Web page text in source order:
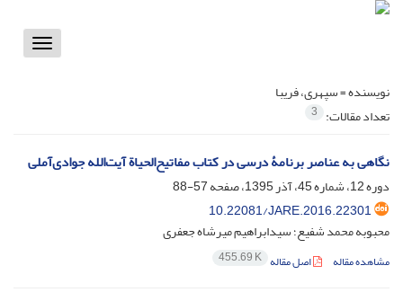
Toggle
نویسنده =سپهری، فریبا
تعداد مقالات: 3
نگاهی به عناصر برنامۀ درسی در کتاب مفاتیح‌الحیاة آیت‌الله جوادی‌آملی
دوره 12، شماره 45، آذر 1395، صفحه
57-88
10.22081/JARE.2016.22301
محبوبه محمد شفیع؛ سیدابراهیم میرشاه جعفری
مشاهده مقاله اصل مقاله 455.69 K